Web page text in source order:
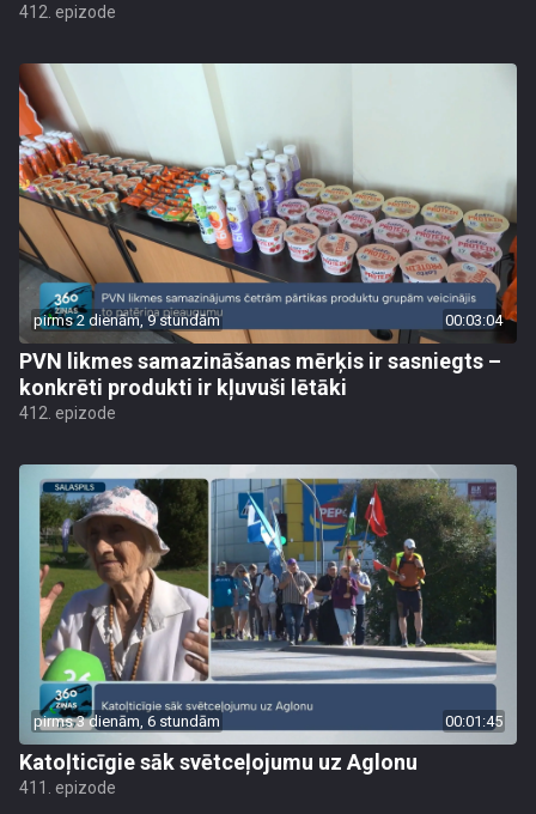
412. epizode
pirms 2 dienām, 9 stundām 00:03:04
PVN likmes samazināšanas mērķis ir sasniegts –
konkrēti produkti ir kļuvuši lētāki
412. epizode
pirms 3 dienām, 6 stundām 00:01:45
Katoļticīgie sāk svētceļojumu uz Aglonu
411. epizode